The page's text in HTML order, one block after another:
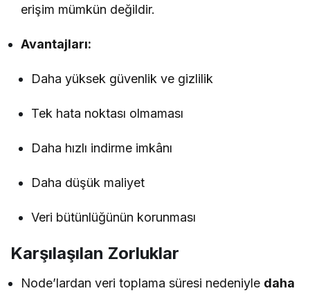
erişim mümkün değildir.
Avantajları:
Daha yüksek güvenlik ve gizlilik
Tek hata noktası olmaması
Daha hızlı indirme imkânı
Daha düşük maliyet
Veri bütünlüğünün korunması
Karşılaşılan Zorluklar
Node’lardan veri toplama süresi nedeniyle daha